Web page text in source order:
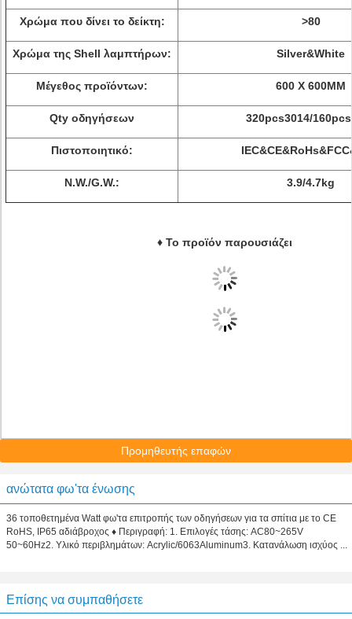
Χρώμα που δίνει το δείκτη: >80
Χρώμα της Shell λαμπτήρων: Silver&White
Μέγεθος προϊόντων: 600 Χ 600MM
Qty οδηγήσεων 320pcs3014/
Πιστοποιητικό:
N.W./G.W.: 3.9/4.7kg
♦ Το προϊόν παρουσιάζει
Προμηθευτής επαφών
ανώτατα φω'τα ένωσης
36 τοποθετημένα Watt φω'τα επιτροπής των οδηγήσεων για τα σπίτια με το CE
RoHS, IP65 αδιάβροχος ♦ Περιγραφή: 1. Επιλογές τάσης: AC80~265V
50~60Hz2. Υλικό περιβλημάτων: Acrylic/6063Aluminum3. Κατανάλωση ισχύος ...
Επίσης να συμπαθήσετε